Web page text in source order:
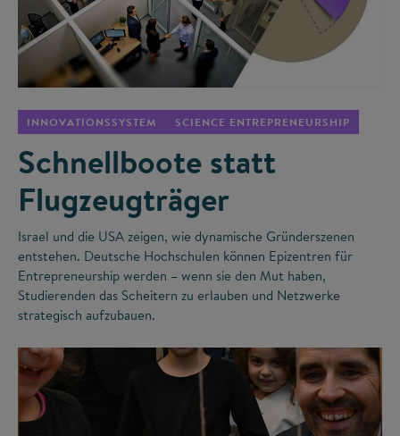
INNOVATIONSSYSTEM SCIENCE ENTREPRENEURSHIP
Schnellboote statt
Flugzeugträger
Israel und die USA zeigen, wie dynamische Gründerszenen
entstehen. Deutsche Hochschulen können Epizentren für
Entrepreneurship werden – wenn sie den Mut haben,
Studierenden das Scheitern zu erlauben und Netzwerke
strategisch aufzubauen.